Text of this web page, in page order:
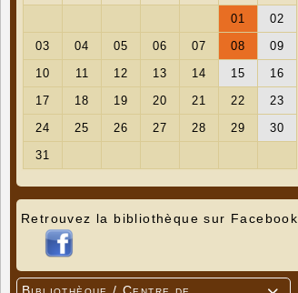
Retrouvez la bibliothèque sur Facebook